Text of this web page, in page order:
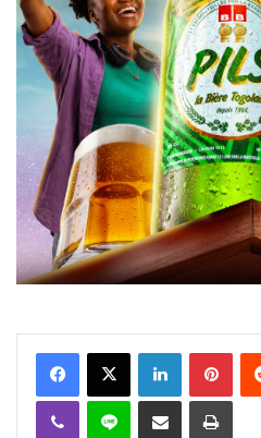
FacebookX Linkedin
Viber Ligne Partager par email